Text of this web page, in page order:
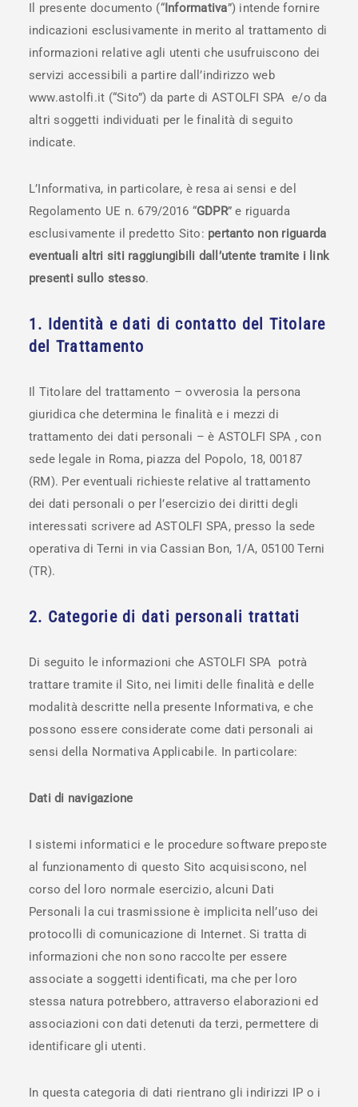
Il presente documento (“Informativa”) intende fornire
indicazioni esclusivamente in merito al trattamento di
informazioni relative agli utenti che usufruiscono dei
servizi accessibili a partire dall’indirizzo web
www.astolfi.it (“Sito”) da parte di ASTOLFI SPA e/o da
altri soggetti individuati per le finalità di seguito
indicate.
L’Informativa, in particolare, è resa ai sensi e del
Regolamento UE n. 679/2016 “GDPR” e riguarda
esclusivamente il predetto Sito: pertanto non riguarda
eventuali altri siti raggiungibili dall’utente tramite i link
presenti sullo stesso.
1. Identità e dati di contatto del Titolare
del Trattamento
Il Titolare del trattamento – ovverosia la persona
giuridica che determina le finalità e i mezzi di
trattamento dei dati personali – è ASTOLFI SPA , con
sede legale in Roma, piazza del Popolo, 18, 00187
(RM). Per eventuali richieste relative al trattamento
dei dati personali o per l’esercizio dei diritti degli
interessati scrivere ad ASTOLFI SPA, presso la sede
operativa di Terni in via Cassian Bon, 1/A, 05100 Terni
(TR).
2. Categorie di dati personali trattati
Di seguito le informazioni che ASTOLFI SPA potrà
trattare tramite il Sito, nei limiti delle finalità e delle
modalità descritte nella presente Informativa, e che
possono essere considerate come dati personali ai
sensi della Normativa Applicabile. In particolare:
Dati di navigazione
I sistemi informatici e le procedure software preposte
al funzionamento di questo Sito acquisiscono, nel
corso del loro normale esercizio, alcuni Dati
Personali la cui trasmissione è implicita nell’uso dei
protocolli di comunicazione di Internet. Si tratta di
informazioni che non sono raccolte per essere
associate a soggetti identificati, ma che per loro
stessa natura potrebbero, attraverso elaborazioni ed
associazioni con dati detenuti da terzi, permettere di
identificare gli utenti.
In questa categoria di dati rientrano gli indirizzi IP o i